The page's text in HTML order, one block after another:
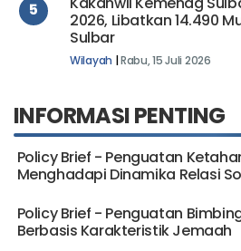
5
Kakanwil Kemenag
2026, Libatkan 14.490
Sulbar
Wilayah |Rabu, 15 Juli 2026
INFORMASI PENTING
Policy Brief - Penguatan
Menghadapi Dinamika Relasi
Policy Brief - Penguatan
Berbasis Karakteristik Jemaah